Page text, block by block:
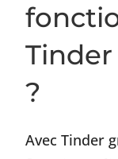
?
Avec Tinder